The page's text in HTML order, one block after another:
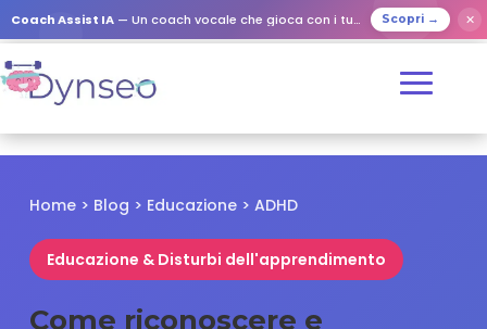
Coach Assist IA — Un coach vocale che gioca con i tuoi cari Scopri → ✕
Home > Blog > Educazione > ADHD
Educazione & Disturbi dell'apprendimento
Come riconoscere e